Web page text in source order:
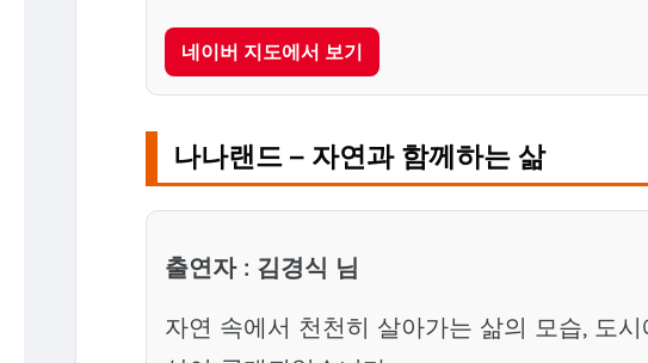
네이버 지도에서 보기
나나랜드 – 자연과 함께하는 삶
출연자 : 김경식 님
자연 속에서 천천히 살아가는 삶의 모습, 도